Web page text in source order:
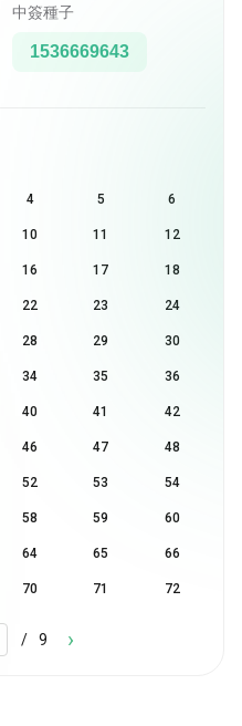
中簽種子
1536669643
4 5 6
10 11 12
16 17 18
22 23 24
28 29 30
34 35 36
40 41 42
46 47 48
52 53 54
58 59 60
64 65 66
70 71 72
/ 9